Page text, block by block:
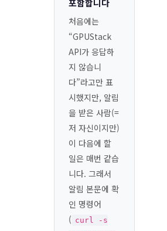
포함합니다
처음에는
“GPUStack
API가 응답하
지 않습니
다”라고만 표
시했지만, 알림
을 받은 사람(=
저 자신이지만)
이 다음에 할
일은 매번 같습
니다. 그래서
알림 본문에 확
인 명령어
( curl -s